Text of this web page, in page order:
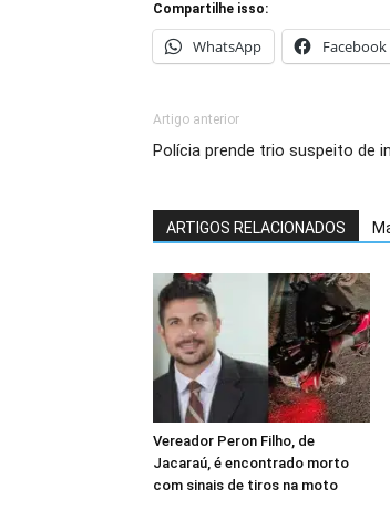
Compartilhe isso:
WhatsApp Facebook
Artigo anterior
Polícia prende trio suspeito de
ARTIGOS RELACIONADOS
Vereador Peron Filho, de
Jacaraú, é encontrado morto
com sinais de tiros na moto